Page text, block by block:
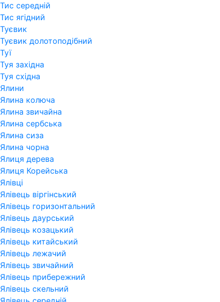
Тис середній
Тис ягідний
Туєвик
Туєвик долотоподібний
Туї
Туя західна
Туя східна
Ялини
Ялина колюча
Ялина звичайна
Ялина сербська
Ялина сиза
Ялина чорна
Ялиця дерева
Ялиця Корейська
Ялівці
Ялівець віргінський
Ялівець горизонтальний
Ялівець даурський
Ялівець козацький
Ялівець китайський
Ялівець лежачий
Ялівець звичайний
Ялівець прибережний
Ялівець скельний